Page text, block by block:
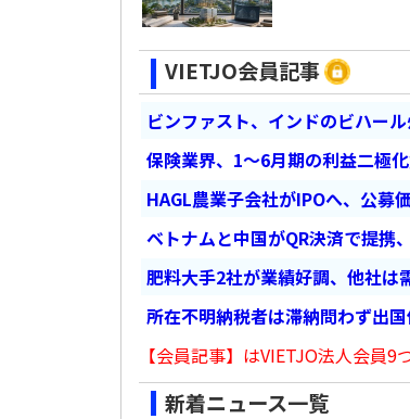
VIETJO会員記事
ビンファスト、インドのビハー
保険業界、1～6月期の利益二極
HAGL農業子会社がIPOへ、公募
ベトナムと中国がQR決済で提携
肥料大手2社が業績好調、他社は
所在不明納税者は滞納問わず出
【会員記事】はVIETJO法人会員9
新着ニュース一覧